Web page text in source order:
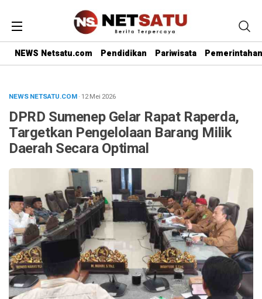
NEWS Netsatu.com Pendidikan Pariwisata Pemerintahan
NEWS NETSATU.COM· 12 Mei 2026
DPRD Sumenep Gelar Rapat Raperda,
Targetkan Pengelolaan Barang Milik
Daerah Secara Optimal